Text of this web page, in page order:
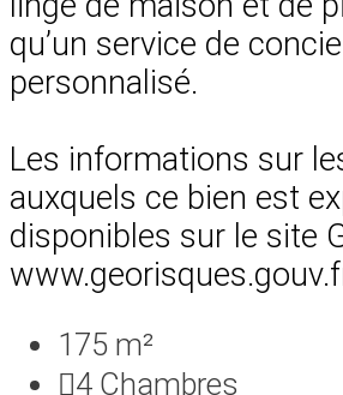
qu’un service de
personnalisé.
Les informations sur
auxquels ce bien est
disponibles sur le site
175 m²
4 Chambres